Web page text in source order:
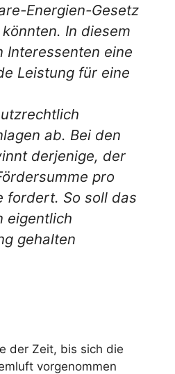
Energien-Gesetz
könnten. In diesem
Interessenten eine
Leistung für eine
ab. Bei den
derjenige, der
pro
fordert. So soll das
eigentlich
gehalten
der Zeit, bis sich die
vorgenommen